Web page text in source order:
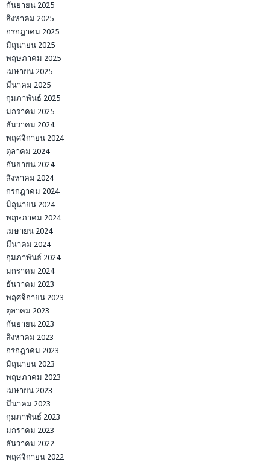
กันยายน 2025
สิงหาคม 2025
กรกฎาคม 2025
มิถุนายน 2025
พฤษภาคม 2025
เมษายน 2025
มีนาคม 2025
กุมภาพันธ์ 2025
มกราคม 2025
ธันวาคม 2024
พฤศจิกายน 2024
ตุลาคม 2024
กันยายน 2024
สิงหาคม 2024
กรกฎาคม 2024
มิถุนายน 2024
พฤษภาคม 2024
เมษายน 2024
มีนาคม 2024
กุมภาพันธ์ 2024
มกราคม 2024
ธันวาคม 2023
พฤศจิกายน 2023
ตุลาคม 2023
กันยายน 2023
สิงหาคม 2023
กรกฎาคม 2023
มิถุนายน 2023
พฤษภาคม 2023
เมษายน 2023
มีนาคม 2023
กุมภาพันธ์ 2023
มกราคม 2023
ธันวาคม 2022
พฤศจิกายน 2022